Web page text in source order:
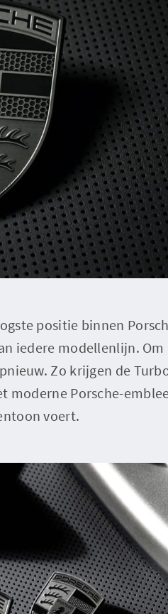
positie binnen
iedere modellenlijn.
Zo krijgen de
moderne Porsche-
voert.